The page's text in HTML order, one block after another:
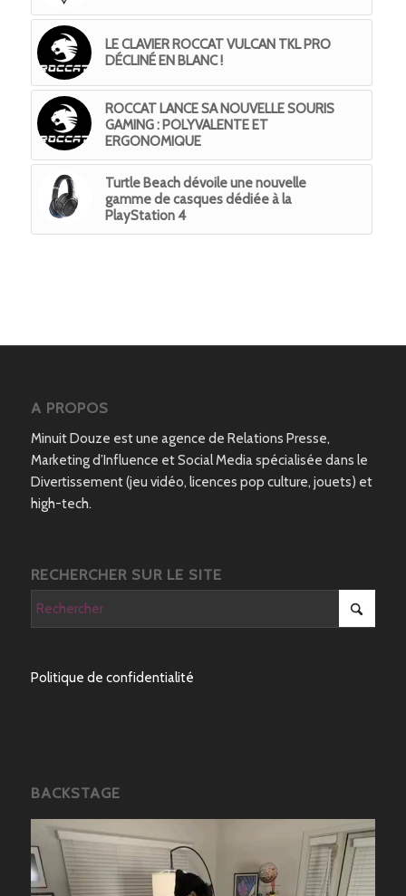
LE CLAVIER ROCCAT VULCAN TKL PRO
DÉCLINÉ EN BLANC !
ROCCAT LANCE SA NOUVELLE SOURIS
GAMING : POLYVALENTE ET
ERGONOMIQUE
Turtle Beach dévoile une nouvelle
gamme de casques dédiée à la
PlayStation 4
A PROPOS
Minuit Douze est une agence de Relations Presse,
Marketing d’Influence et Social Media spécialisée dans le
Divertissement (jeu vidéo, licences pop culture, jouets) et
high-tech.
RECHERCHER SUR LE SITE
Politique de confidentialité
BACKSTAGE